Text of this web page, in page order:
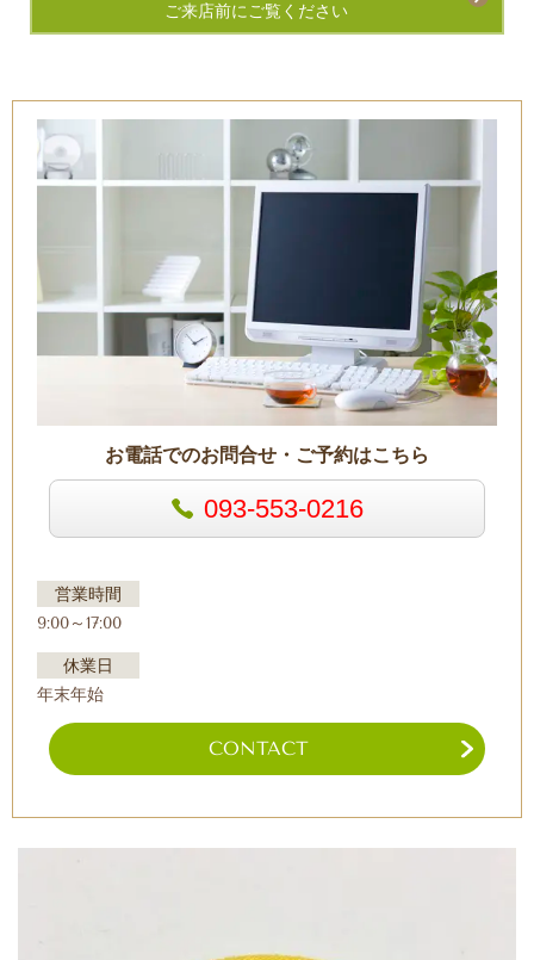
ご来店前にご覧ください
お電話でのお問合せ・ご予約はこちら
093-553-0216
営業時間
9:00～17:00
休業日
年末年始
CONTACT